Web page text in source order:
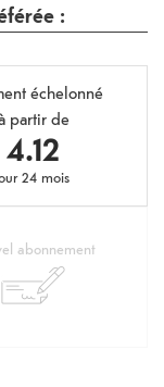
:
échelonné
partir de
4.12
24 mois
abonnement